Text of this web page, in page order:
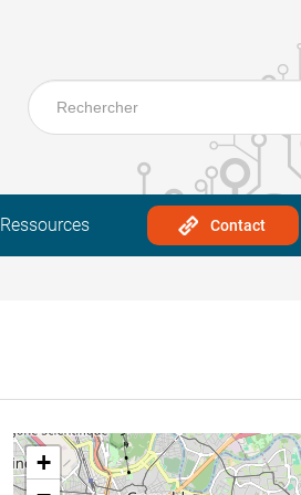
Ressources Contact
+